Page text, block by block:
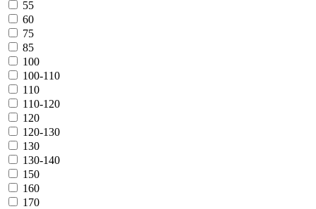
55
60
75
85
100
100-110
110
110-120
120
120-130
130
130-140
150
160
170